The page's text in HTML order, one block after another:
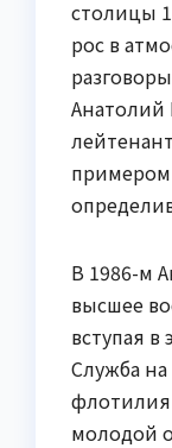
столицы
рос в
Анатолий
примером
В 1986-м
высшее
вступая
Служба
флотилия
молодой